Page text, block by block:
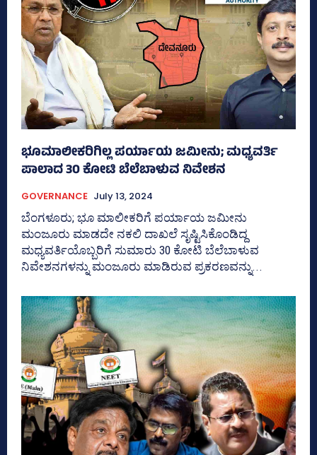
ಭೂಮಾಲೀಕರಿಗಿಲ್ಲ ಪರ್ಯಾಯ ಜಮೀನು; ಮಧ್ಯವರ್ತಿ
ಪಾಲಾದ 30 ಕೋಟಿ ಬೆಲೆಬಾಳುವ ನಿವೇಶನ
GOVERNANCE July 13, 2024
ಬೆಂಗಳೂರು; ಭೂ ಮಾಲೀಕರಿಗೆ ಪರ್ಯಾಯ ಜಮೀನು
ಮಂಜೂರು ಮಾಡದೇ ನಕಲಿ ದಾಖಲೆ ಸೃಷ್ಟಿಸಿಕೊಂಡಿದ್ದ
ಮಧ್ಯವರ್ತಿಯೊಬ್ಬರಿಗೆ ಸುಮಾರು 30 ಕೋಟಿ ಬೆಲೆಬಾಳುವ
ನಿವೇಶನಗಳನ್ನು ಮಂಜೂರು ಮಾಡಿರುವ ಪ್ರಕರಣವನ್ನು...